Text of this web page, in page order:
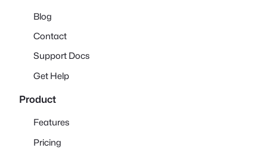
Blog
Contact
Support Docs
Get Help
Product
Features
Pricing